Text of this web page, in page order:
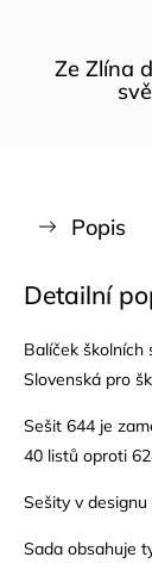
Ze Zlína
Popis
Detailní
Balíček školních
Slovenská pro
Sešit 644 je
40 listů oproti
Sešity v designu
Sada obsahuje